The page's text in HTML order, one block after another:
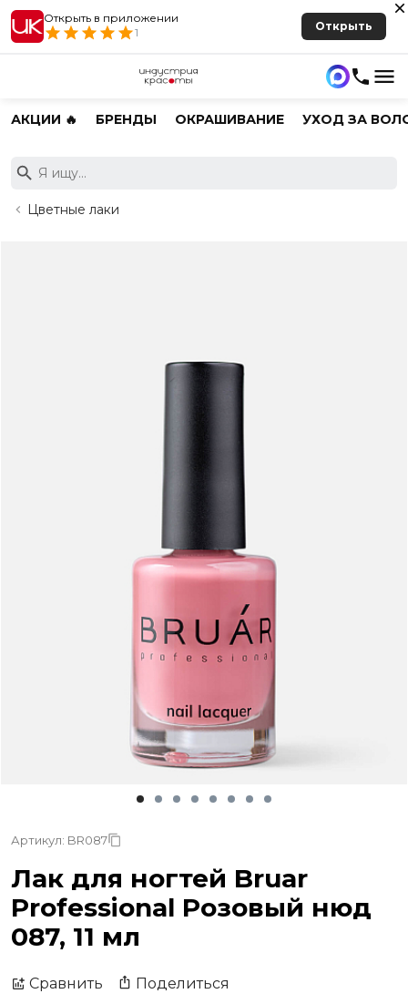
Открыть в приложении
1
Открыть
АКЦИИ 🔥 БРЕНДЫ ОКРАШИВАНИЕ УХОД ЗА
Цветные лаки
Артикул: BR087
Лак для ногтей Bruar
Professional Розовый нюд
087, 11 мл
Сравнить Поделиться